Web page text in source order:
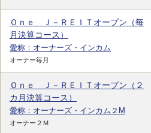
Ｏｎｅ Ｊ－ＲＥＩＴオープン（毎
月決算コース）
愛称：オーナーズ・インカム
オーナー毎月
Ｏｎｅ Ｊ－ＲＥＩＴオープン（２
カ月決算コース）
愛称：オーナーズ・インカム２M
オーナー２Ｍ